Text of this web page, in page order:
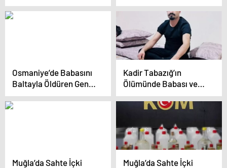
Tartışma: Bir Ölü
Osmaniye’de Babasını
Baltayla Öldüren Genç
Gözaltına Alındı
Kadir Tabazığ’ın
Ölümünde Babası ve
Amcası Tutuklandı
Muğla’da Sahte İçki
Muğla’da Sahte İçki